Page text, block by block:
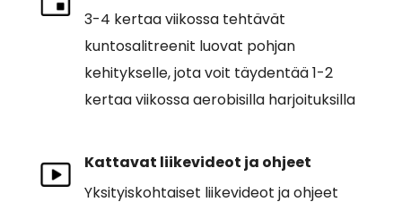
3-4 kertaa viikossa tehtävät
kuntosalitreenit luovat pohjan
kehitykselle, jota voit täydentää 1-2
kertaa viikossa aerobisilla harjoituksilla
Kattavat liikevideot ja ohjeet
Yksityiskohtaiset liikevideot ja ohjeet